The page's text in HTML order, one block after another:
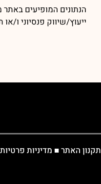
הנתונים המופיעים
ייעוץ/שיווק פנסיוני ו/
תקנון האתר■ מדיניות פרטיות